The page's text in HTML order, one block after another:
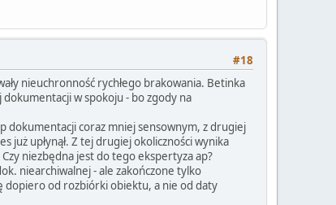
#18
nieuchronność rychłego brakowania. Betinka
w spokoju - bo zgody na
dokumentacji coraz mniej sensownym, z drugiej
już upłynął. Z tej drugiej okoliczności wynika
niezbędna jest do tego ekspertyza ap?
niearchiwalnej - ale zakończone tylko
dopiero od rozbiórki obiektu, a nie od daty